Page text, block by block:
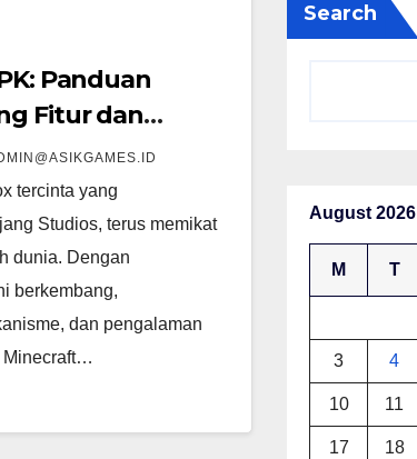
Panduan
Fitur dan
tercinta yang
Studios, terus memikat
dunia. Dengan
berkembang,
dan pengalaman
Minecraft…
Search
August 2026
M T
3 4
10 11
17 18